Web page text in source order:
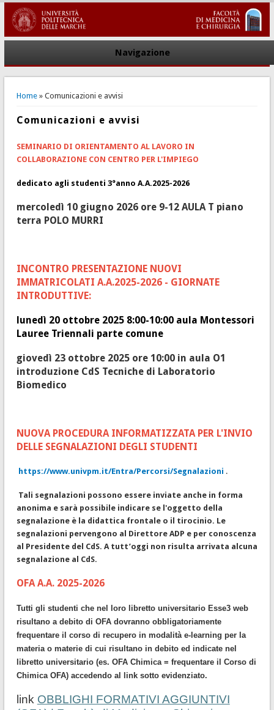
Navigazione
Home» Comunicazioni e avvisi
Comunicazioni e avvisi
SEMINARIO DI ORIENTAMENTO AL LAVORO IN
COLLABORAZIONE CON CENTRO PER L'IMPIEGO
dedicato agli studenti 3°anno A.A.2025-2026
mercoledì 10 giugno 2026 ore 9-12 AULA T piano
terra POLO MURRI
INCONTRO PRESENTAZIONE NUOVI
IMMATRICOLATI A.A.2025-2026 - GIORNATE
INTRODUTTIVE:
lunedì 20 ottobre 2025 8:00-10:00 aula Montessori
Lauree Triennali parte comune
giovedì 23 ottobre 2025 ore 10:00 in aula O1
introduzione CdS Tecniche di Laboratorio
Biomedico
NUOVA PROCEDURA INFORMATIZZATA PER L'INVIO
DELLE SEGNALAZIONI DEGLI STUDENTI
https://www.univpm.it/Entra/Percorsi/Segnalazioni .
Tali segnalazioni possono essere inviate anche in forma
anonima e sarà possibile indicare se l'oggetto della
segnalazione è la didattica frontale o il tirocinio. Le
segnalazioni pervengono al Direttore ADP e per conoscenza
al Presidente del CdS. A tutt’oggi non risulta arrivata alcuna
segnalazione al CdS.
OFA A.A. 2025-2026
Tutti gli studenti che nel loro libretto universitario Esse3 web
risultano a debito di OFA dovranno obbligatoriamente
frequentare il corso di recupero in modalità e-learning per la
materia o materie di cui risultano in debito ed indicate nel
libretto universitario (es. OFA Chimica = frequentare il Corso di
Chimica OFA) accedendo al link sotto evidenziato.
link OBBLIGHI FORMATIVI AGGIUNTIVI